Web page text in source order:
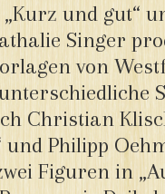
und gut“
Singer
von
Christian
Philipp
Figuren in